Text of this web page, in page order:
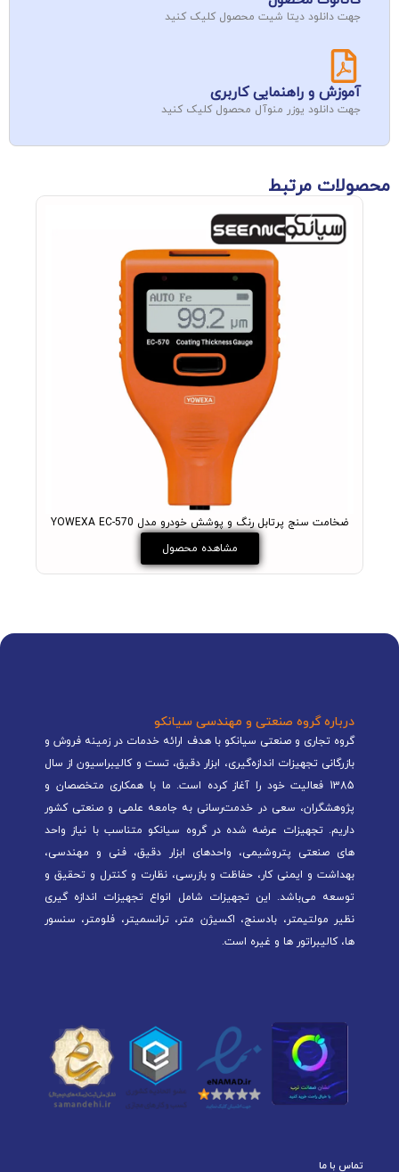
جهت دانلود دیتا شیت محصول کلیک کنید
آموزش و راهنمایی کاربری
جهت دانلود یوزر منوآل محصول کلیک کنید
محصولات مرتبط
ضخامت سنج پرتابل رنگ و پوشش خودرو مدل YOWEXA EC-570
مشاهده محصول
درباره گروه صنعتی و مهندسی سیانکو
گروه تجاری و صنعتی سیانکو با هدف ارائه خدمات در زمینه فروش و
بازرگانی تجهیزات اندازه‌گیری، ابزار دقیق، تست و کالیبراسیون از سال
1385 فعالیت خود را آغاز کرده است. ما با همکاری متخصصان و
پژوهشگران، سعی در خدمت‌رسانی به جامعه علمی و صنعتی کشور
داریم. تجهیزات عرضه شده در گروه سیانکو متناسب با نیاز واحد
های صنعتی پتروشیمی، واحدهای ابزار دقیق، فنی و مهندسی،
بهداشت و ایمنی کار، حفاظت و بازرسی، نظارت و کنترل و تحقیق و
توسعه می‌باشد. این تجهیزات شامل انواع تجهیزات اندازه گیری
نظیر مولتیمتر، بادسنج، اکسیژن متر، ترانسمیتر، فلومتر، سنسور
ها، کالیبراتور ها و غیره است.
تماس با ما